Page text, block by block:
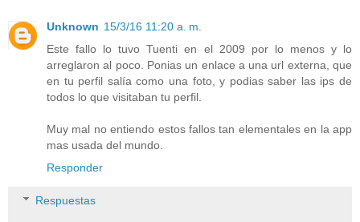
Unknown 15/3/16 11:20 a. m.
Este fallo lo tuvo Tuenti en el 2009 por lo menos y lo
arreglaron al poco. Ponias un enlace a una url externa, que
en tu perfil salía como una foto, y podias saber las ips de
todos lo que visitaban tu perfil.
Muy mal no entiendo estos fallos tan elementales en la app
mas usada del mundo.
Responder
Respuestas